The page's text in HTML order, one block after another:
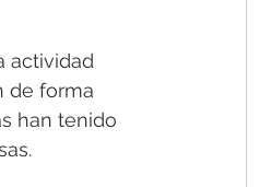
actividad
de forma
han tenido